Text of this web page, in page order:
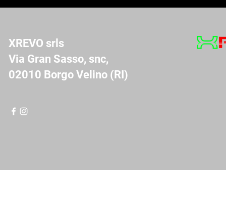
XREVO srls
Via Gran Sasso, snc,
02010 Borgo Velino (RI)